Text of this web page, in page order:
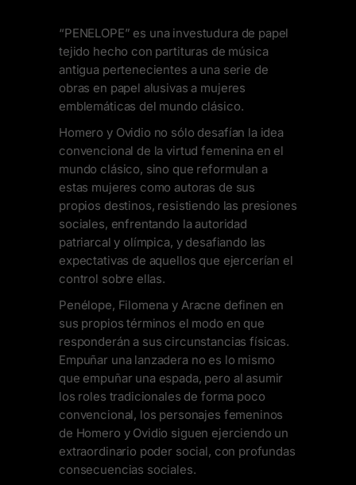
“PENELOPE” es una investudura de papel
tejido hecho con partituras de música
antigua pertenecientes a una serie de
obras en papel alusivas a mujeres
emblemáticas del mundo clásico.
Homero y Ovidio no sólo desafían la idea
convencional de la virtud femenina en el
mundo clásico, sino que reformulan a
estas mujeres como autoras de sus
propios destinos, resistiendo las presiones
sociales, enfrentando la autoridad
patriarcal y olímpica, y desafiando las
expectativas de aquellos que ejercerían el
control sobre ellas.
Penélope, Filomena y Aracne definen en
sus propios términos el modo en que
responderán a sus circunstancias físicas.
Empuñar una lanzadera no es lo mismo
que empuñar una espada, pero al asumir
los roles tradicionales de forma poco
convencional, los personajes femeninos
de Homero y Ovidio siguen ejerciendo un
extraordinario poder social, con profundas
consecuencias sociales.